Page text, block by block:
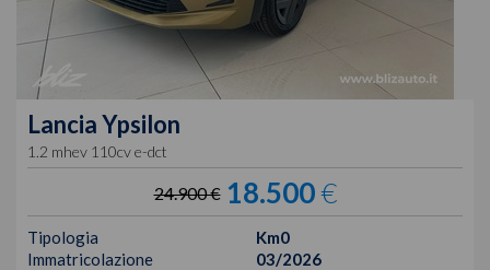
LanciaYpsilon
1.2 mhev 110cv e-dct
24.900 € 18.500€
Tipologia
Km0
Immatricolazione
03/2026